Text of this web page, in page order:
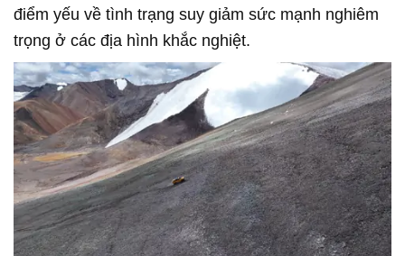
điểm yếu về tình trạng suy giảm sức mạnh nghiêm
trọng ở các địa hình khắc nghiệt.